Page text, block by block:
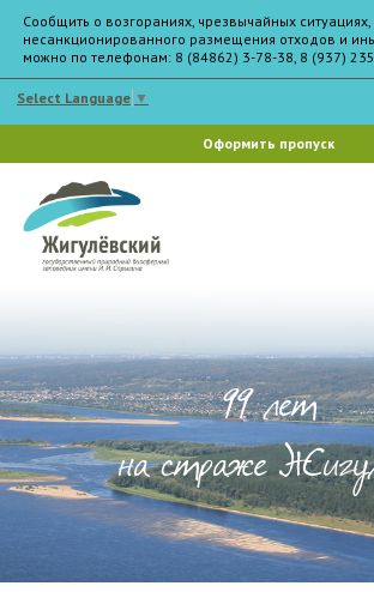
Сообщить о возгораниях, чрезвычайных ситуациях,
несанкционированного размещения отходов и
можно по телефонам: 8 (84862) 3-78-38, 8 (937)
Select Language ▼
Оформить пропуск
99 лет
на страже